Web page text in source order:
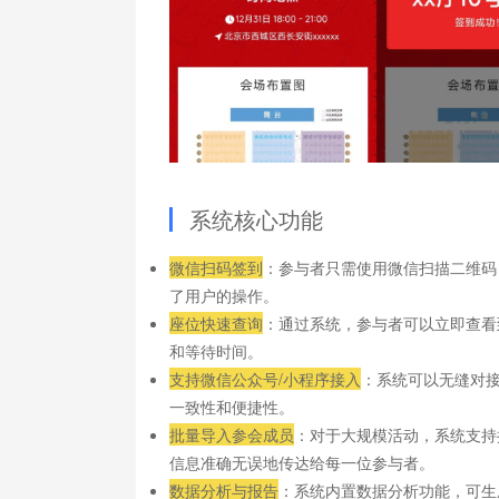
系统核心功能
微信扫码签到 ：参与者只需使用微信扫描二维
了用户的操作。
座位快速查询 ：通过系统，参与者可以立即查
和等待时间。
支持微信公众号/小程序接入 ：系统可以无缝对
一致性和便捷性。
批量导入参会成员 ：对于大规模活动，系统支
信息准确无误地传达给每一位参与者。
数据分析与报告 ：系统内置数据分析功能，可